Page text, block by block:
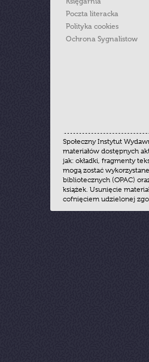
Poczta literacka
Polityka cookies
Ochrona Sygnalistow
Społeczny Instytut
materiałów dostępnych
jak: okładki, fragmenty
mogą zostać
bibliotecznych (OPAC)
książek. Usunięcie
cofnięciem udzielonej